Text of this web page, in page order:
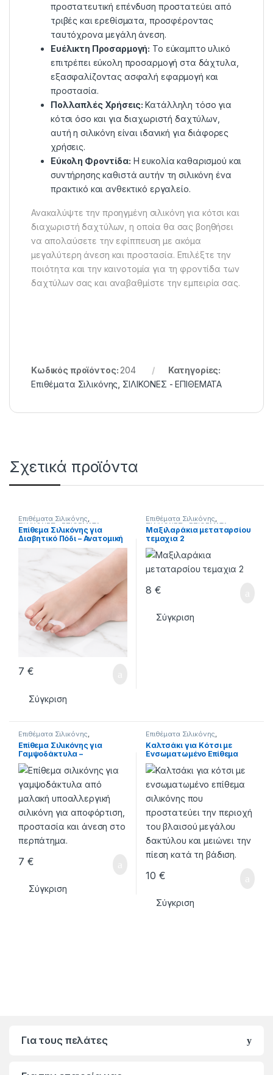
προστατευτική επένδυση προστατεύει από
τριβές και ερεθίσματα, προσφέροντας
ταυτόχρονα μεγάλη άνεση.
Ευέλικτη Προσαρμογή: Το εύκαμπτο υλικό
επιτρέπει εύκολη προσαρμογή στα δάχτυλα,
εξασφαλίζοντας ασφαλή εφαρμογή και
προστασία.
Πολλαπλές Χρήσεις: Κατάλληλη τόσο για
κότσι όσο και για διαχωριστή δαχτύλων,
αυτή η σιλικόνη είναι ιδανική για διάφορες
χρήσεις.
Εύκολη Φροντίδα: Η ευκολία καθαρισμού και
συντήρησης καθιστά αυτήν τη σιλικόνη ένα
πρακτικό και ανθεκτικό εργαλείο.
Ανακαλύψτε την προηγμένη σιλικόνη για κότσι και
διαχωριστή δαχτύλων, η οποία θα σας βοηθήσει
να απολαύσετε την εφίππευση με ακόμα
μεγαλύτερη άνεση και προστασία. Επιλέξτε την
ποιότητα και την καινοτομία για τη φροντίδα των
δαχτύλων σας και αναβαθμίστε την εμπειρία σας.
Κωδικός προϊόντος: 204
Κατηγορίες:
Επιθέματα Σιλικόνης ΣΙΛΙΚΟΝΕΣ - ΕΠΙΘΕΜΑΤΑ
Σχετικά προϊόντα
Επιθέματα Σιλικόνης,
ΣΙΛΙΚΟΝΕΣ - ΕΠΙΘΕΜΑΤΑ
Επίθεμα Σιλικόνης για
Διαβητικό Πόδι – Ανατομική
Προστασία & Αποφόρτιση
7 €
Σύγκριση
Επιθέματα Σιλικόνης,
ΣΙΛΙΚΟΝΕΣ - ΕΠΙΘΕΜΑΤΑ
Μαξιλαράκια μεταταρσίου
τεμαχια 2
8 €
Σύγκριση
Επιθέματα Σιλικόνης,
ΣΙΛΙΚΟΝΕΣ - ΕΠΙΘΕΜΑΤΑ
Επίθεμα Σιλικόνης για
Γαμψοδάκτυλα –
Προστασία & Αποφόρτιση
Δακτύλων
7 €
Σύγκριση
Επιθέματα Σιλικόνης,
ΣΙΛΙΚΟΝΕΣ - ΕΠΙΘΕΜΑΤΑ
Καλτσάκι για Κότσι με
Ενσωματωμένο Επίθεμα
Σιλικόνης – Ανακούφιση &
Προστασία
10 €
Σύγκριση
Για τους πελάτες